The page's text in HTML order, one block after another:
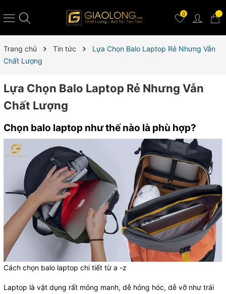
0
Trang chủ Tin tức
Lựa Chọn Balo Laptop Rẻ Nhưng Vẫn
Chất Lượng
Lựa Chọn Balo Laptop Rẻ Nhưng Vẫn
Chất Lượng
Chọn balo laptop như thế nào là phù hợp?
Cách chọn balo laptop chi tiết từ a -z
Laptop là vật dụng rất mỏng manh, dễ hỏng hóc, dễ vỡ như trái